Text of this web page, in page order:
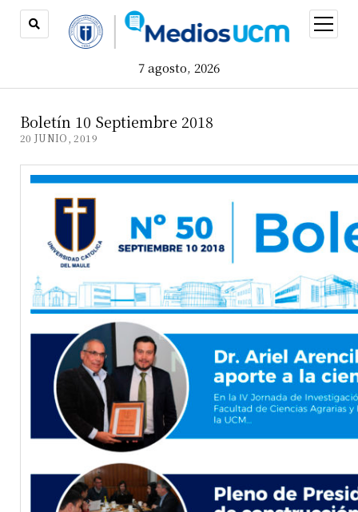
7 agosto, 2026
open
menu
Boletín 10 Septiembre 2018
20 JUNIO, 2019